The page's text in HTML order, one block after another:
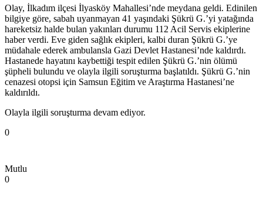
Olay, İlkadım ilçesi İlyasköy Mahallesi’nde meydana geldi. Edinilen
bilgiye göre, sabah uyanmayan 41 yaşındaki Şükrü G.’yi yatağında
hareketsiz halde bulan yakınları durumu 112 Acil Servis ekiplerine
haber verdi. Eve giden sağlık ekipleri, kalbi duran Şükrü G.’ye
müdahale ederek ambulansla Gazi Devlet Hastanesi’nde kaldırdı.
Hastanede hayatını kaybettiği tespit edilen Şükrü G.’nin ölümü
şüpheli bulundu ve olayla ilgili soruşturma başlatıldı. Şükrü G.’nin
cenazesi otopsi için Samsun Eğitim ve Araştırma Hastanesi’ne
kaldırıldı.
Olayla ilgili soruşturma devam ediyor.
0
Mutlu
0